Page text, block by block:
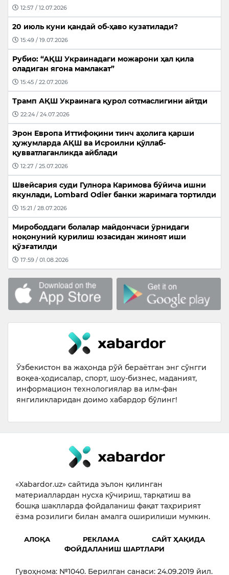
12:57 / 12.07.2026
20 июль куни қандай об-ҳаво кузатилади?
15:49 / 19.07.2026
Рубио: “АҚШ Украинадаги можарони ҳал қила
оладиган ягона мамлакат”
15:45 / 22.07.2026
Трамп АҚШ Украинага қурол сотмаслигини айтди
22:24 / 24.07.2026
Эрон Европа Иттифоқини тинч аҳолига қарши
ҳужумларда АҚШ ва Исроилни қўллаб-
қувватлаганликда айблади
12:27 / 25.07.2026
Швейсария суди Гулнора Каримова бўйича ишни
якунлади, Lombard Odier банки жаримага тортилди
15:21 / 28.07.2026
Мирободдаги болалар майдончаси ўрнидаги
ноқонуний қурилиш юзасидан жиноят иши
қўзғатилди
17:59 / 01.08.2026
Ўзбекистон ва жаҳонда рўй бераётган энг сўнгги
воқеа-ҳодисалар, спорт, шоу-бизнес, маданият,
информацион технологиялар ва илм-фан
янгиликларидан доимо хабардор бўлинг!
«Xabardor.uz» сайтида эълон қилинган
материаллардан нусха кўчириш, тарқатиш ва
бошқа шаклларда фойдаланиш фақат таҳририят
ёзма розилиги билан амалга оширилиши мумкин.
АЛОҚА РЕКЛАМА
САЙТ ҲАҚИДА
ФОЙДАЛАНИШ ШАРТЛАРИ
Гувоҳнома: №1040. Берилган санаси: 24.09.2019 йил.